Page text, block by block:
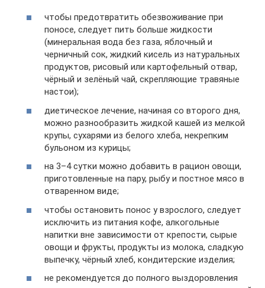
чтобы предотвратить обезвоживание при
поносе, следует пить больше жидкости
(минеральная вода без газа, яблочный и
черничный сок, жидкий кисель из натуральных
продуктов, рисовый или картофельный отвар,
чёрный и зелёный чай, скрепляющие травяные
настои);
диетическое лечение, начиная со второго дня,
можно разнообразить жидкой кашей из мелкой
крупы, сухарями из белого хлеба, некрепким
бульоном из курицы;
на 3–4 сутки можно добавить в рацион овощи,
приготовленные на пару, рыбу и постное мясо в
отваренном виде;
чтобы остановить понос у взрослого, следует
исключить из питания кофе, алкогольные
напитки вне зависимости от крепости, сырые
овощи и фрукты, продукты из молока, сладкую
выпечку, чёрный хлеб, кондитерские изделия;
не рекомендуется до полного выздоровления